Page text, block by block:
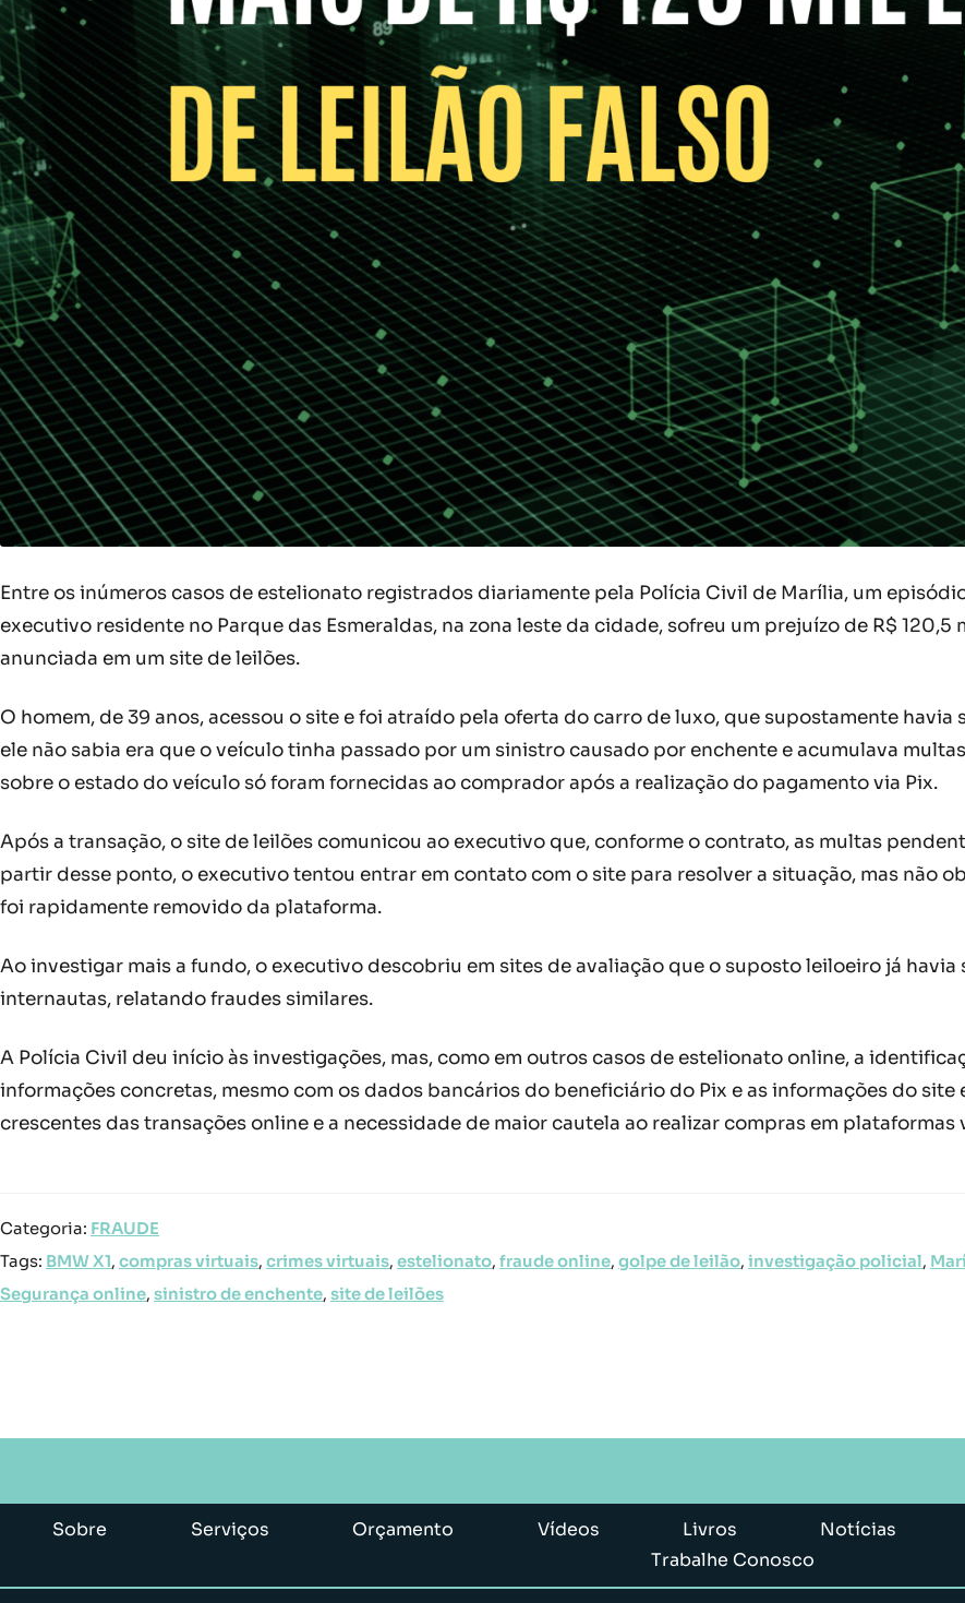
Entre os inúmeros casos de estelionato registrados diariamente pela Polícia Civil de Marília, um
executivo residente no Parque das Esmeraldas, na zona leste da cidade, sofreu um prejuízo de R$
anunciada em um site de leilões.
O homem, de 39 anos, acessou o site e foi atraído pela oferta do carro de luxo, que supostamente
ele não sabia era que o veículo tinha passado por um sinistro causado por enchente e acumulava
sobre o estado do veículo só foram fornecidas ao comprador após a realização do pagamento via Pix.
Após a transação, o site de leilões comunicou ao executivo que, conforme o contrato, as multas
partir desse ponto, o executivo tentou entrar em contato com o site para resolver a situação, mas não
foi rapidamente removido da plataforma.
Ao investigar mais a fundo, o executivo descobriu em sites de avaliação que o suposto leiloeiro já
internautas, relatando fraudes similares.
A Polícia Civil deu início às investigações, mas, como em outros casos de estelionato online, a
informações concretas, mesmo com os dados bancários do beneficiário do Pix e as informações do
crescentes das transações online e a necessidade de maior cautela ao realizar compras em plataformas
Categoria: FRAUDE
Tags: BMW X1, compras virtuais, crimes virtuais, estelionato, fraude online, golpe de leilão, investigação policial,
Segurança online, sinistro de enchente, site de leilões
Sobre Serviços Orçamento Vídeos Livros Notícias
Trabalhe Conosco